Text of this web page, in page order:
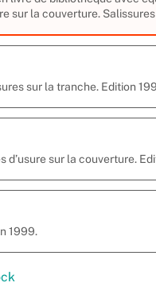
sur la couverture.
sur la tranche. Edition
d’usure sur la couverture.
1999.